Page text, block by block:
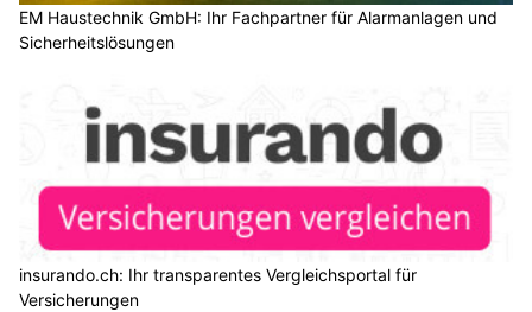
EM Haustechnik GmbH: Ihr Fachpartner für Alarmanlagen und
Sicherheitslösungen
insurando.ch: Ihr transparentes Vergleichsportal für
Versicherungen